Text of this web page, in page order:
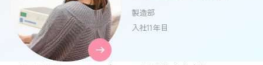
製造部
入社11年目